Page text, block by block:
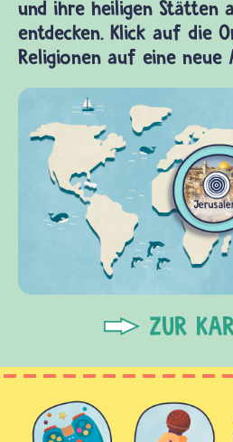
und ihre heiligen Stätten
entdecken. Klick auf die
Religionen auf eine neue
ZUR